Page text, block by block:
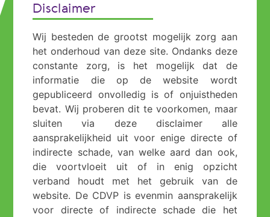
Disclaimer
Wij besteden de grootst mogelijk zorg aan
het onderhoud van deze site. Ondanks deze
constante zorg, is het mogelijk dat de
informatie die op de website wordt
gepubliceerd onvolledig is of onjuistheden
bevat. Wij proberen dit te voorkomen, maar
sluiten via deze disclaimer alle
aansprakelijkheid uit voor enige directe of
indirecte schade, van welke aard dan ook,
die voortvloeit uit of in enig opzicht
verband houdt met het gebruik van de
website. De CDVP is evenmin aansprakelijk
voor directe of indirecte schade die het